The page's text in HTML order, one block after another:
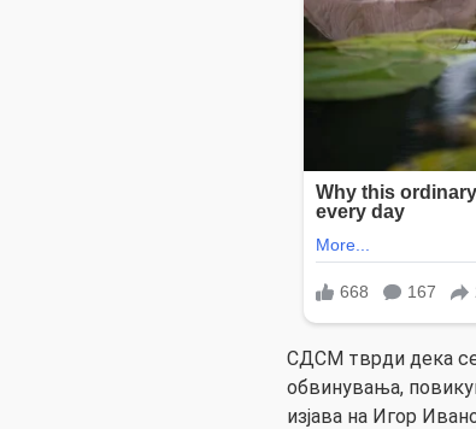
СДСМ тврди дека
обвинувања,
изјава на Игор